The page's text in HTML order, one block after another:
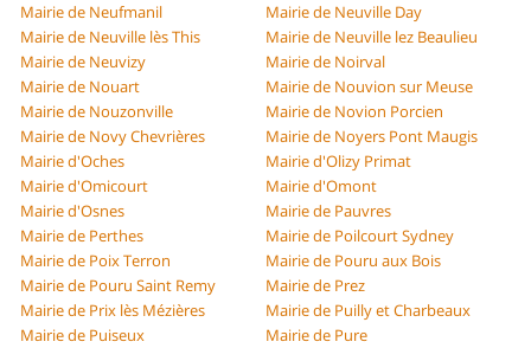
Mairie de Neufmanil
Mairie de Neuville Day
Mairie de Neuville lès This
Mairie de Neuville lez Beaulieu
Mairie de Neuvizy
Mairie de Noirval
Mairie de Nouart
Mairie de Nouvion sur Meuse
Mairie de Nouzonville
Mairie de Novion Porcien
Mairie de Novy Chevrières
Mairie de Noyers Pont Maugis
Mairie d'Oches
Mairie d'Olizy Primat
Mairie d'Omicourt
Mairie d'Omont
Mairie d'Osnes
Mairie de Pauvres
Mairie de Perthes
Mairie de Poilcourt Sydney
Mairie de Poix Terron
Mairie de Pouru aux Bois
Mairie de Pouru Saint Remy
Mairie de Prez
Mairie de Prix lès Mézières
Mairie de Puilly et Charbeaux
Mairie de Puiseux
Mairie de Pure